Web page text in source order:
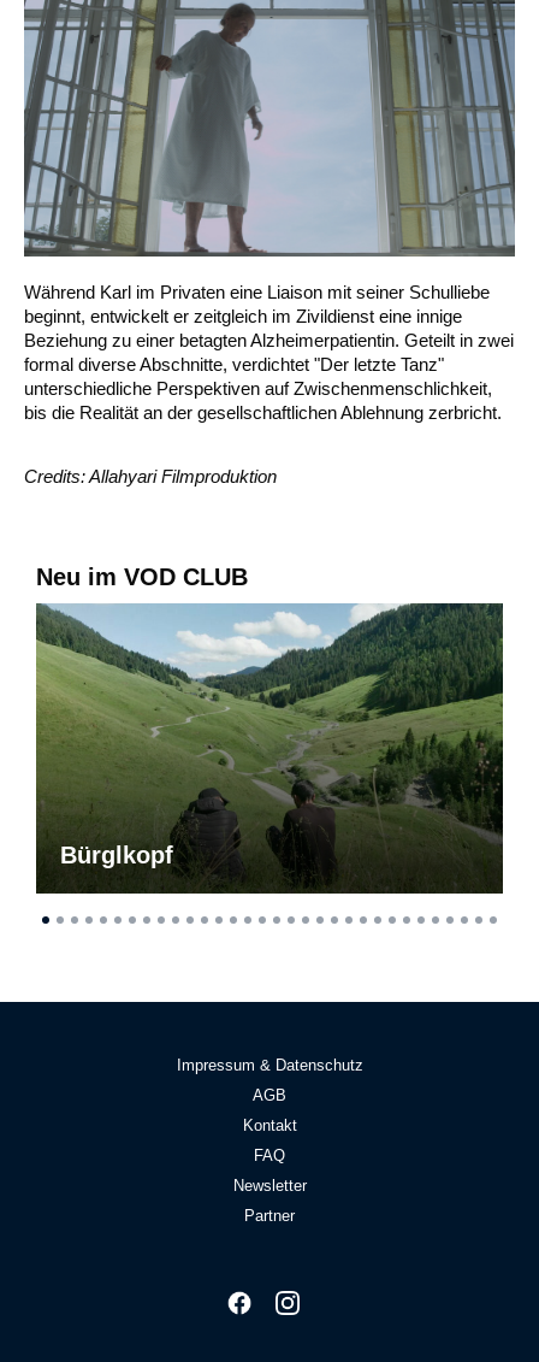
Während Karl im Privaten eine Liaison mit seiner Schulliebe
beginnt, entwickelt er zeitgleich im Zivildienst eine innige
Beziehung zu einer betagten Alzheimerpatientin. Geteilt in zwei
formal diverse Abschnitte, verdichtet "Der letzte Tanz"
unterschiedliche Perspektiven auf Zwischenmenschlichkeit,
bis die Realität an der gesellschaftlichen Ablehnung zerbricht.
Credits: Allahyari Filmproduktion
Neu im VOD CLUB
Bürglkopf
Impressum & Datenschutz
AGB
Kontakt
FAQ
Newsletter
Partner